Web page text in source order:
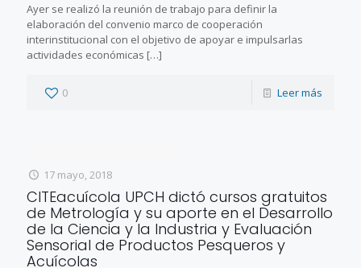
Ayer se realizó la reunión de trabajo para definir la
elaboración del convenio marco de cooperación
interinstitucional con el objetivo de apoyar e impulsarlas
actividades económicas […]
0 Leer más
17 mayo, 2018
CITEacuícola UPCH dictó cursos gratuitos
de Metrología y su aporte en el Desarrollo
de la Ciencia y la Industria y Evaluación
Sensorial de Productos Pesqueros y
Acuícolas